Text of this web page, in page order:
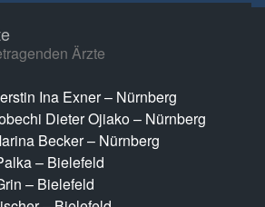
Ärzte
Ina Exner – Nürnberg
Dieter Ojiako – Nürnberg
Becker – Nürnberg
– Bielefeld
– Bielefeld